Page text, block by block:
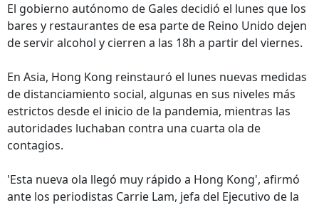
El gobierno autónomo de Gales decidió el lunes que los
bares y restaurantes de esa parte de Reino Unido dejen
de servir alcohol y cierren a las 18h a partir del viernes.
En Asia, Hong Kong reinstauró el lunes nuevas medidas
de distanciamiento social, algunas en sus niveles más
estrictos desde el inicio de la pandemia, mientras las
autoridades luchaban contra una cuarta ola de
contagios.
'Esta nueva ola llegó muy rápido a Hong Kong', afirmó
ante los periodistas Carrie Lam, jefa del Ejecutivo de la